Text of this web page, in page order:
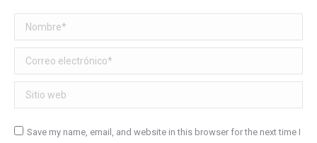
Nombre *
Correo electrónico *
Sitio web
Save my name, email, and website in this browser for the next time I